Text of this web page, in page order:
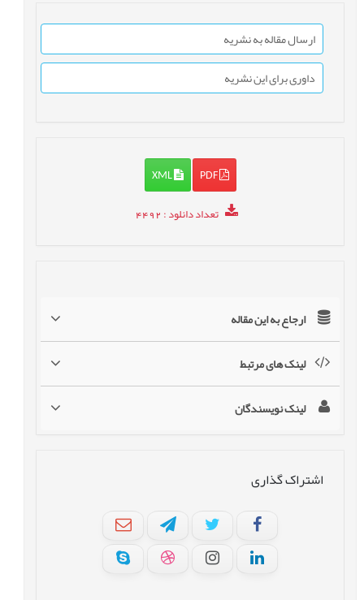
ارسال مقاله به نشریه
داوری برای این نشریه
PDF
XML
تعداد دانلود: 4492
ارجاع به این مقاله
لینک های مرتبط
لینک نویسندگان
اشتراک گذاری